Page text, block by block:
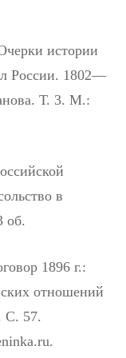
истории
России. 1802—
Т. 3. М.:
в
об.
1896 г.:
отношений
С. 57.